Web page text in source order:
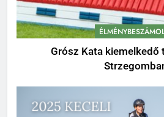
Grósz Kata kiemelkedő